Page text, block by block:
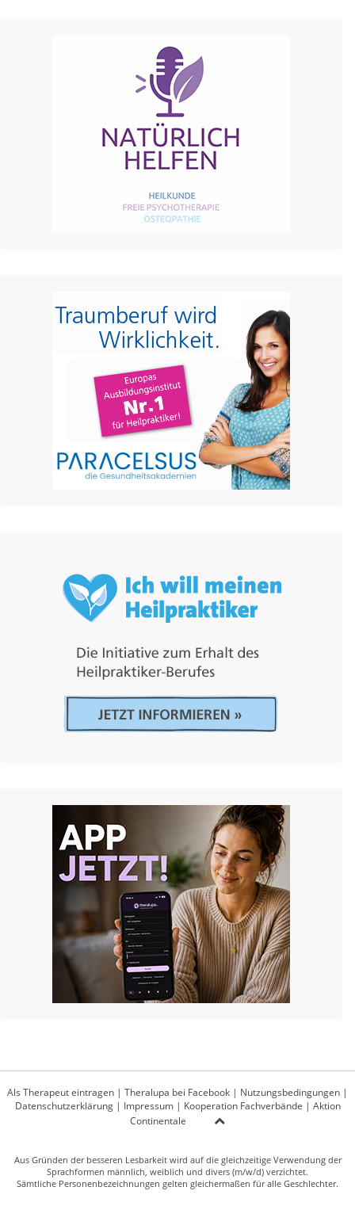
Als Therapeut eintragen | Theralupa bei Facebook | Nutzungsbedingungen |
Datenschutzerklärung| Impressum| Kooperation Fachverbände | Aktion
Continentale
Aus Gründen der besseren Lesbarkeit wird auf die gleichzeitige Verwendung der
Sprachformen männlich, weiblich und divers (m/w/d) verzichtet.
Sämtliche Personenbezeichnungen gelten gleichermaßen für alle Geschlechter.